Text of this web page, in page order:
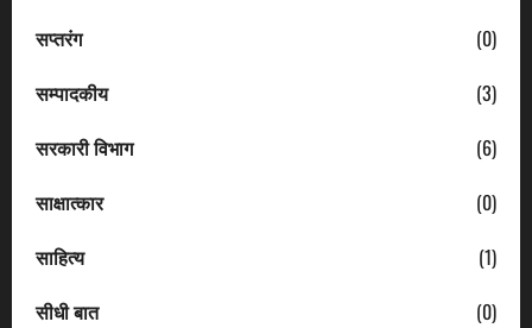
सप्तरंग
(0)
सम्पादकीय
(3)
सरकारी विभाग
(6)
साक्षात्कार
(0)
साहित्य
(1)
सीधी बात
(0)